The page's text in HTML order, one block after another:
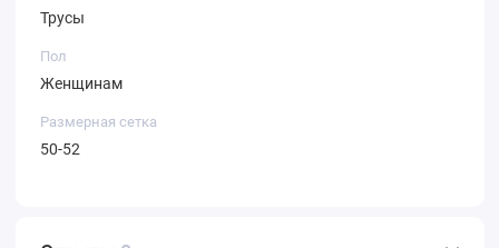
Трусы
Пол
Женщинам
Размерная сетка
50-52